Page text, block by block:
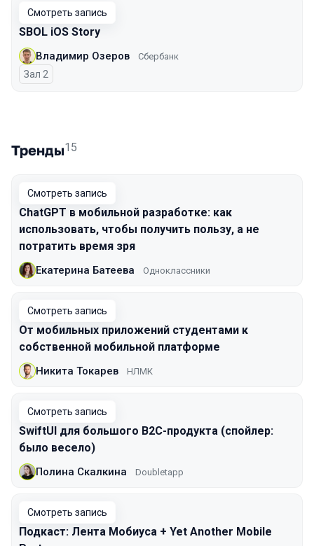
Смотреть запись
SBOL iOS Story
Владимир Озеров Сбербанк
Зал 2
Тренды15
Смотреть запись
ChatGPT в мобильной разработке: как
использовать, чтобы получить пользу, а не
потратить время зря
Екатерина Батеева Одноклассники
Смотреть запись
От мобильных приложений студентами к
собственной мобильной платформе
Никита Токарев НЛМК
Смотреть запись
SwiftUI для большого B2C-продукта (спойлер:
было весело)
Полина Скалкина Doubletapp
Смотреть запись
Подкаст: Лента Мобиуса + Yet Another Mobile